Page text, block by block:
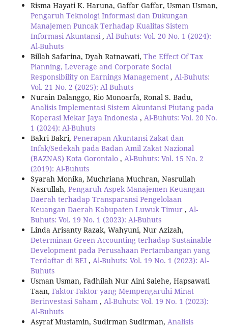
Risma Hayati K. Haruna, Gaffar Gaffar, Usman Usman,
Pengaruh Teknologi Informasi dan Dukungan
Manajemen Puncak Terhadap Kualitas Sistem
Informasi Akuntansi, Al-Buhuts: Vol. 20 No. 1 (2024):
Al-Buhuts
Billah Safarina, Dyah Ratnawati, The Effect Of Tax
Planning, Leverage and Corporate Social
Responsibility on Earnings Management , Al-Buhuts:
Vol. 21 No. 2 (2025): Al-Buhuts
Nurain Dalanggo, Rio Monoarfa, Ronal S. Badu,
Analisis Implementasi Sistem Akuntansi Piutang pada
Koperasi Mekar Jaya Indonesia , Al-Buhuts: Vol. 20 No.
1 (2024): Al-Buhuts
Bakri Bakri, Penerapan Akuntansi Zakat dan
Infak/Sedekah pada Badan Amil Zakat Nazional
(BAZNAS) Kota Gorontalo , Al-Buhuts: Vol. 15 No. 2
(2019): Al-Buhuts
Syarah Monika, Muchriana Muchran, Nasrullah
Nasrullah, Pengaruh Aspek Manajemen Keuangan
Daerah terhadap Transparansi Pengelolaan
Keuangan Daerah Kabupaten Luwuk Timur , Al-
Buhuts: Vol. 19 No. 1 (2023): Al-Buhuts
Linda Arisanty Razak, Wahyuni, Nur Azizah,
Determinan Green Accounting terhadap Sustainable
Development pada Perusahaan Pertambangan yang
Terdaftar di BEI , Al-Buhuts: Vol. 19 No. 1 (2023): Al-
Buhuts
Usman Usman, Fadhilah Nur Aini Salehe, Hapsawati
Taan, Faktor-Faktor yang Mempengaruhi Minat
Berinvestasi Saham , Al-Buhuts: Vol. 19 No. 1 (2023):
Al-Buhuts
Asyraf Mustamin, Sudirman Sudirman, Analisis